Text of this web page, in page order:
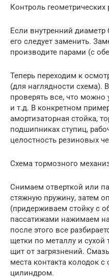
Контроль геометрических
Если внутренний
его следует заменить.
производите парами (с
Теперь переходим к
(для наглядности схема).
проверять все, что можно
и т.д. В конкретном
амортизаторная стойка,
подшипниках ступиц,
целостность резиновых
Схема тормозного
Снимаем отверткой или
стяжную пружину, затем
(придерживаем стойку с
пассатижами нажимаем
после этого все
щетки по металлу и
щит от загрязнений.
места контакта колодок
цилиндром.